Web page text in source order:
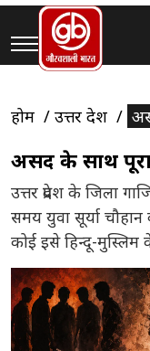
होम उत्तर प्रदेश
असद के साथ पूरा
उत्तर प्रदेश के जिला
समय युवा सूर्या
कोई इसे हिन्दू-
पीछे मजहबी
कुछ लड़कों ने जिस